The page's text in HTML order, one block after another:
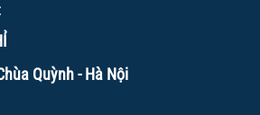
Quỳnh - Hà Nội